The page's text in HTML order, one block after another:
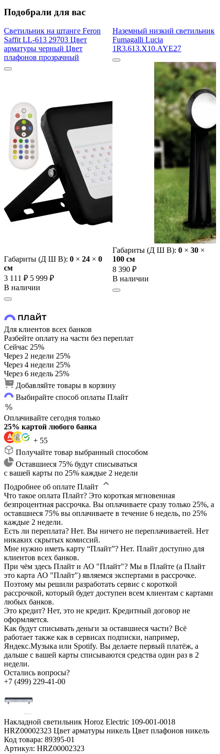
Подобрали для вас
Светильник на штанге Feron
Saffit LL-613 29703 Цвет
арматуры черный Цвет
плафонов прозрачный
Габариты (Д Ш В): 0 × 24 × 0
cм
3 111 ₽ 5 999 ₽
В наличии
Наземный низкий светильник
Fumagalli Lucia
1R3.613.X10.AYE27
Габариты (Д Ш В): 0 × 30 ×
100 cм
8 390 ₽
В наличии
Для клиентов всех банков
Разбейте оплату на части без переплат
Сейчас 25%
Через 2 недели 25%
Через 4 недели 25%
Через 6 недель 25%
Добавляйте товары в корзину
Выбирайте способ оплаты Плайт
Оплачивайте сегодня только
25% картой любого банка
+ 55
Получайте товар выбранный способом
Оставшиеся 75% будут списываться
с вашей карты по 25% каждые 2 недели
Подробнее об оплате Плайт
Что такое оплата Плайт? Это короткая мгновенная
безпроцентная рассрочка. Вы оплачиваете сразу только 25%, а
оставшиеся 75% вы оплачиваете в течение 6 недель, по 25%
каждые 2 недели.
Есть ли переплата? Нет. Вы ничего не переплачиваетей. Нет
никаких скрытых комиссий.
Мне нужно иметь карту “Плайт”? Нет. Плайт доступно для
клиентов всех банков.
При чём здесь Плайт и АО "Плайт"? Мы в Плайте (а Плайт
это карта АО "Плайт") являемся экспертами в рассрочке.
Поэтому мы решили разработать сервис с короткой
рассрочкой, который будет доступен всем клиентам с картами
любых банков.
Это кредит? Нет, это не кредит. Кредитный договор не
оформляется.
Как будут списывать деньги за оставшиеся части? Всё
работает также как в сервисах подписки, например,
Яндекс.Музыка или Spotify. Вы делаете первый платёж, а
дальше с вашей карты списываются средства один раз в 2
недели.
Остались вопросы?
+7 (499) 229-41-00
Накладной светильник Horoz Electric 109-001-0018
HRZ00002323 Цвет арматуры никель Цвет плафонов никель
Код товара: 89395-01
Артикул: HRZ00002323